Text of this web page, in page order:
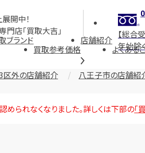
開中！
店「買取大吉」
【総合
年始除
ブランド
買取参考価格
店舗紹介
よくある
区外の店舗紹介 八王子市の店舗紹
られなくなりました。詳しくは下部の「